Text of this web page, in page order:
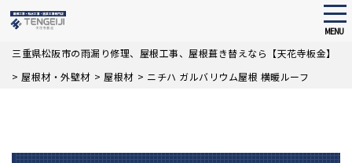
Skip
main
MENU
三重県松阪市の雨漏り修理、屋根工事、屋根葺き替えなら【天花寺板金】
> 屋根材・外壁材 > 屋根材 > ニチハ ガルバリウム屋根 横暖ルーフ